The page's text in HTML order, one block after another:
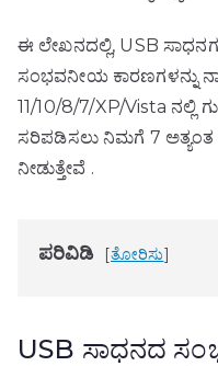
ಈ ಲೇಖನದಲ್ಲಿ, USB
ಸಂಭವನೀಯ ಕಾರಣಗಳನ್ನು
11/10/8/7/XP/Vista ನಲ್ಲಿ
ಸರಿಪಡಿಸಲು ನಿಮಗೆ 7 ಅತ್ಯಂತ
ನೀಡುತ್ತೇವೆ .
ಪರಿವಿಡಿ ತೋರಿಸು
USB ಸಾಧನದ